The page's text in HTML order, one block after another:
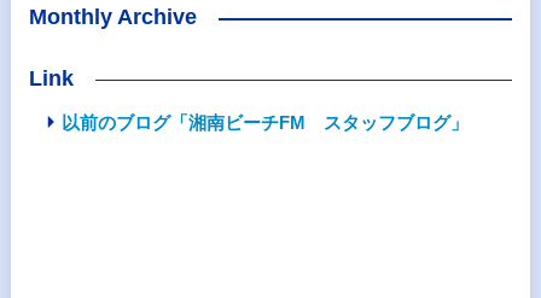
Monthly Archive
Link
以前のブログ「湘南ビーチFM スタッフブログ」